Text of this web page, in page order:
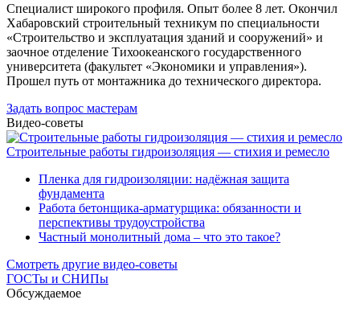
Специалист широкого профиля. Опыт более 8 лет. Окончил
Хабаровский строительный техникум по специальности
«Строительство и эксплуатация зданий и сооружений» и
заочное отделение Тихоокеанского государственного
университета (факультет «Экономики и управления»).
Прошел путь от монтажника до технического директора.
Задать вопрос мастерам
Видео-советы
Строительные работы гидроизоляция — стихия и ремесло
Пленка для гидроизоляции: надёжная защита
фундамента
Работа бетонщика-арматурщика: обязанности и
перспективы трудоустройства
Частный монолитный дома – что это такое?
Смотреть другие видео-советы
ГОСТы и СНИПы
Обсуждаемое